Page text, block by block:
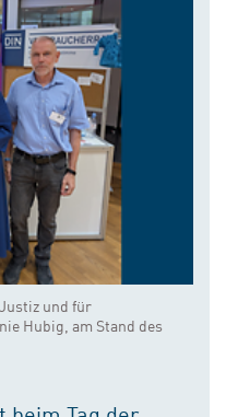
und für
Hubig, am Stand des